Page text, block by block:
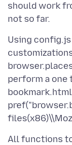
should work
Using
perform a one
All functions